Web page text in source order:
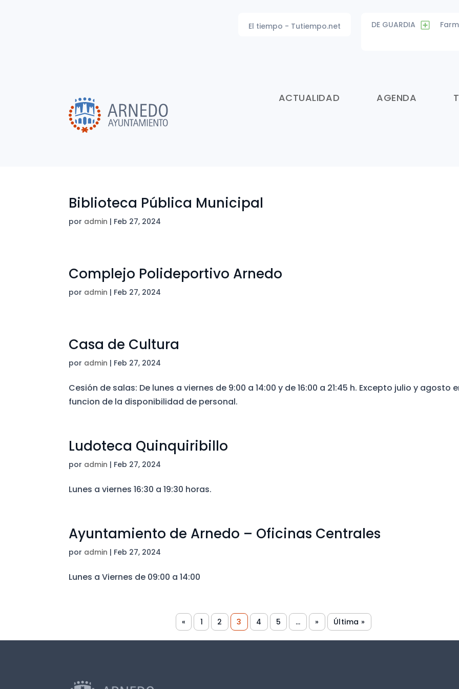
DE GUARDIA
El tiempo - Tutiempo.net
ACTUALIDAD AGENDA
Biblioteca Pública Municipal
por admin | Feb 27, 2024
Complejo Polideportivo Arnedo
por admin | Feb 27, 2024
Casa de Cultura
por admin | Feb 27, 2024
Cesión de salas: De lunes a viernes de 9:00 a 14:00 y de 16:00 a 21:45 h. Excepto julio y agosto
funcion de la disponibilidad de personal.
Ludoteca Quinquiribillo
por admin | Feb 27, 2024
Lunes a viernes 16:30 a 19:30 horas.
Ayuntamiento de Arnedo – Oficinas Centrales
por admin | Feb 27, 2024
Lunes a Viernes de 09:00 a 14:00
« 1 2 3 4 5 ... » Última »